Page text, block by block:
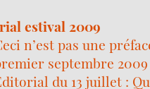
estival 2009
n’est pas une
septembre 2009
du 13 juillet :